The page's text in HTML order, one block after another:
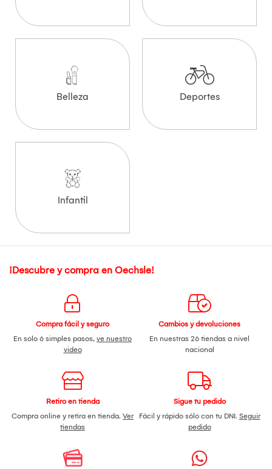
Belleza Deportes
Infantil
¡Descubre y compra en Oechsle!
Compra fácil y seguro
En solo 6 simples pasos, ve nuestro
video
Cambios y devoluciones
En nuestras 26 tiendas a nivel
nacional
Retiro en tienda
Compra online y retira en tienda. Ver
tiendas
Sigue tu pedido
Fácil y rápido sólo con tu DNI. Seguir
pedido